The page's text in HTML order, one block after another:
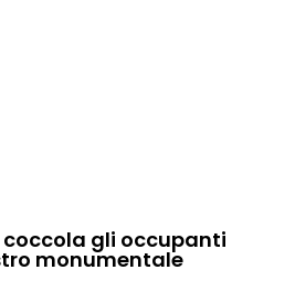
coccola gli occupanti
monumentale